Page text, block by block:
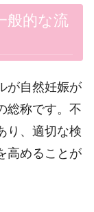
般的な流
が自然妊娠が
総称です。不
り、適切な検
高めることが